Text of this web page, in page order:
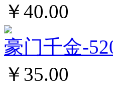
￥40.00
豪门千金-
￥35.00